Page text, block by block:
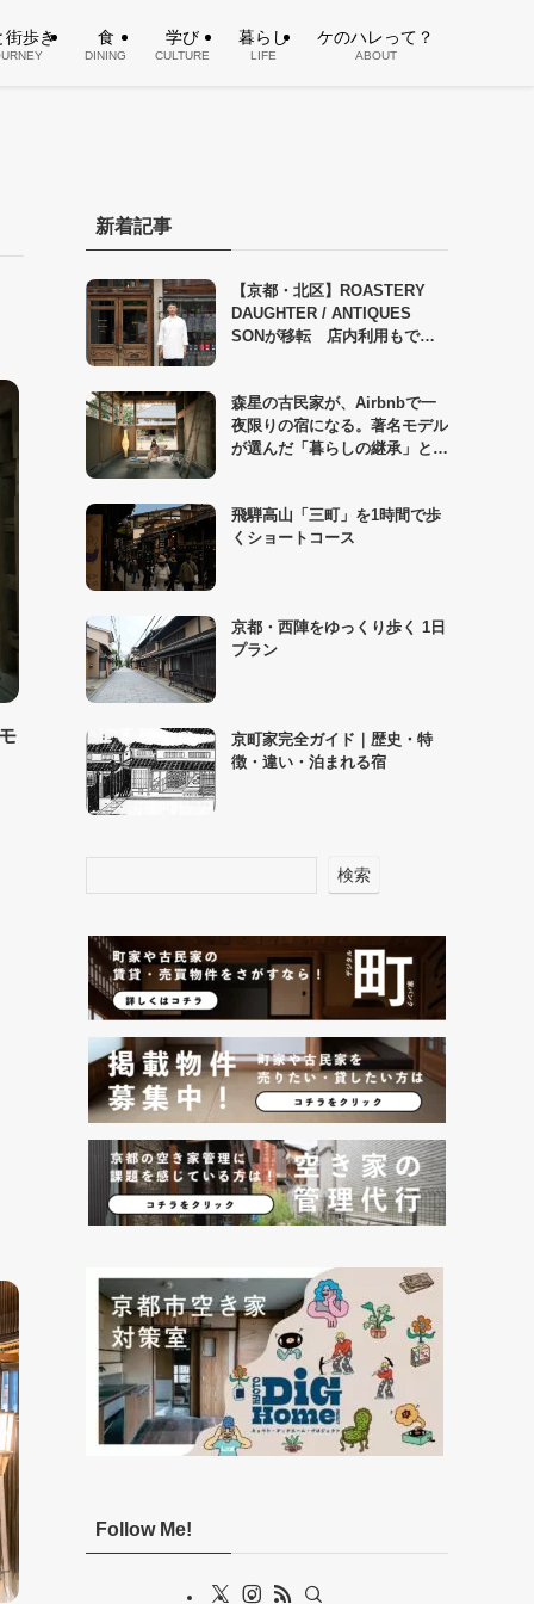
街歩き 食
DINING
学び
CULTURE
暮らし
LIFE
ケのハレって？
ABOUT
新着記事
【京都・北区】ROASTERY
DAUGHTER / ANTIQUES
SONが移転 店内利用もでき
森星の古民家が、Airbnbで一
夜限りの宿になる。著名モデル
が選んだ「暮らしの継承」とい
飛騨高山「三町」を1時間で歩
くショートコース
京都・西陣をゆっくり歩く 1日
プラン
京町家完全ガイド｜歴史・特
徴・違い・泊まれる宿
検索
Follow Me!